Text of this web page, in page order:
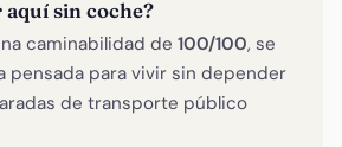
aquí sin coche?
caminabilidad de 100/100, se
pensada para vivir sin depender
de transporte público